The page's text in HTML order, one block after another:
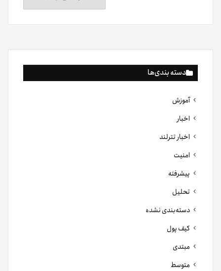
دسته بندی‌ها
آموزش
اخبار
اخبار تترلند
امنیت
پیشرفته
تحلیل
دسته‌بندی نشده
کیف پول
مبتدی
متوسط